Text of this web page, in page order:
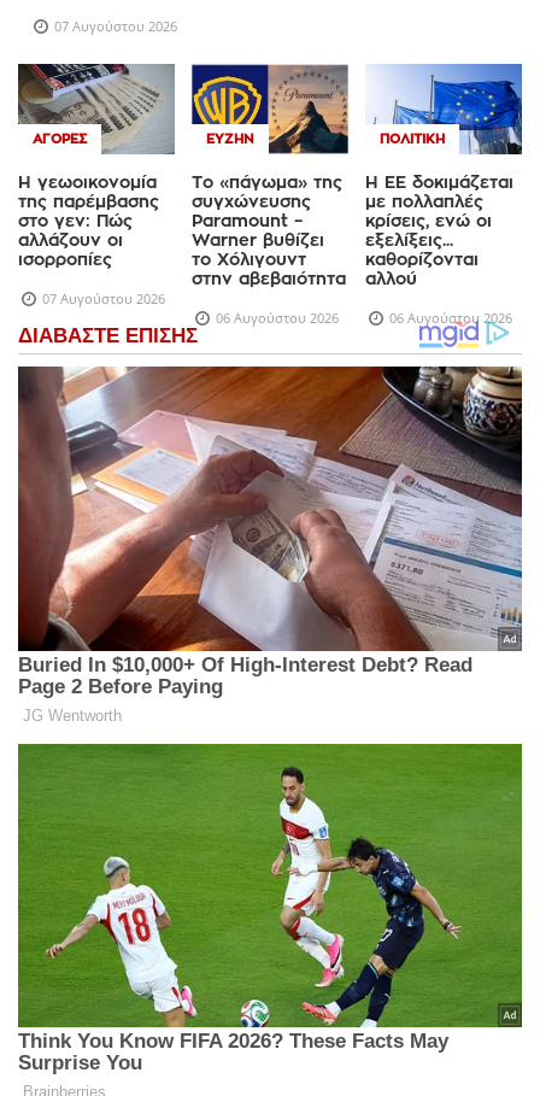
07 Αυγούστου 2026
ΑΓΟΡΈΣ
Η γεωοικονομία
της παρέμβασης
στο γεν: Πώς
αλλάζουν οι
ισορροπίες
07 Αυγούστου 2026
ΕΥΖΗΝ
Το «πάγωμα» της
συγχώνευσης
Paramount –
Warner βυθίζει
το Χόλιγουντ
στην αβεβαιότητα
06 Αυγούστου 2026
ΠΟΛΙΤΙΚΉ
Η ΕΕ δοκιμάζεται
με πολλαπλές
κρίσεις, ενώ οι
εξελίξεις...
καθορίζονται
αλλού
06 Αυγούστου 2026